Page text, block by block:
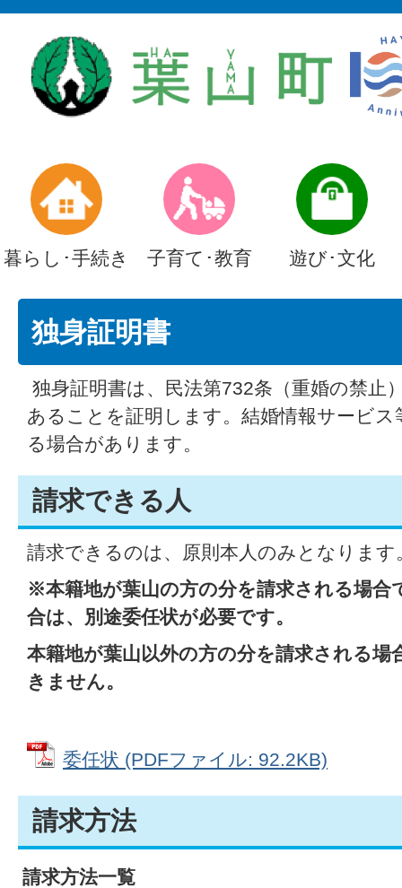
暮らし･手続き 子育て･教育 遊び･文化
独身証明書
独身証明書は、民法第732条（重婚の禁止
あることを証明します。結婚情報サービ
る場合があります。
請求できる人
請求できるのは、原則本人のみとなります
※本籍地が葉山の方の分を請求される場合
合は、別途委任状が必要です。
本籍地が葉山以外の方の分を請求される場
きません。
委任状 (PDFファイル: 92.2KB)
請求方法
請求方法一覧